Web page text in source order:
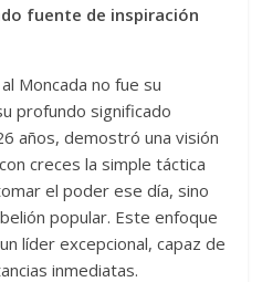
fuente de inspiración
Moncada no fue su
profundo significado
años, demostró una visión
creces la simple táctica
el poder ese día, sino
popular. Este enfoque
líder excepcional, capaz de
inmediatas.